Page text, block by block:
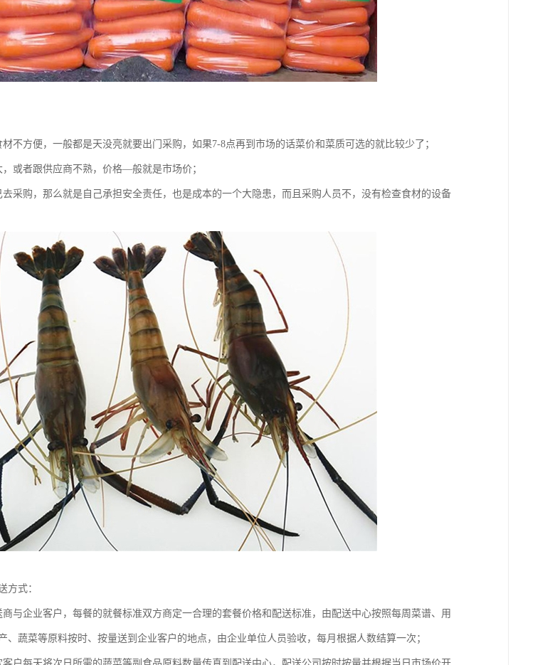
不方便，一般都是天没亮就要出门采购，如果7-8点再到市场的话菜价和菜质可选的就比较少了；
或者跟供应商不熟，价格—般就是市场价；
采购，那么就是自己承担安全责任，也是成本的一个大隐患，而且采购人员不，没有检查食材的设备
方式：
与企业客户，每餐的就餐标准双方商定一合理的套餐价格和配送标准，由配送中心按照每周菜谱、用
、蔬菜等原料按时、按量送到企业客户的地点，由企业单位人员验收，每月根据人数结算一次；